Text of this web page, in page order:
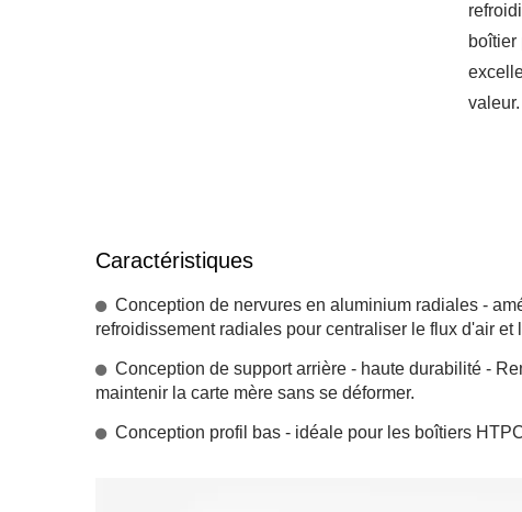
boîtier
valeur.
Caractéristiques
Conception de nervures en aluminium radiales -
refroidissement radiales pour centraliser le flux d'air
Conception de support arrière - haute durabilité -
maintenir la carte mère sans se déformer.
Conception profil bas - idéale pour les boîtiers
Ventilateur De Réfrigérateur